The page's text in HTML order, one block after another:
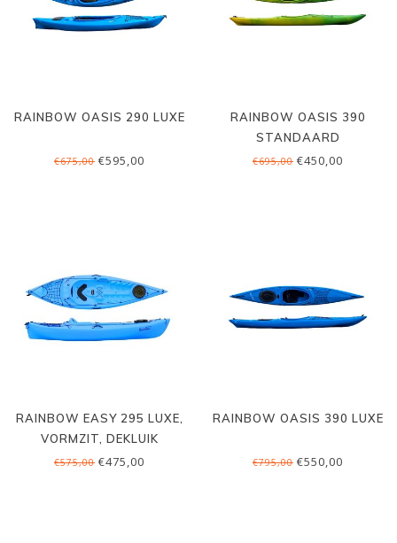
RAINBOW OASIS 290 LUXE
€675,00 €595,00
RAINBOW OASIS 390
STANDAARD
€695,00 €450,00
RAINBOW EASY 295 LUXE,
VORMZIT, DEKLUIK
€575,00 €475,00
RAINBOW OASIS 390 LUXE
€795,00 €550,00